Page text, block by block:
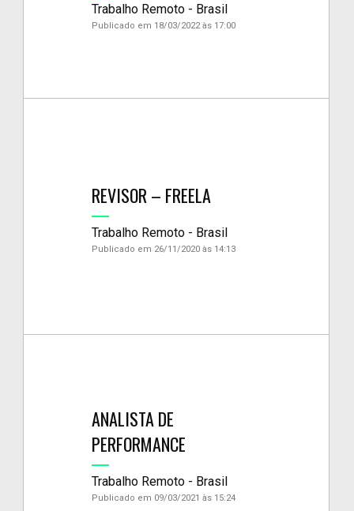
Trabalho Remoto - Brasil
Publicado em 18/03/2022 às 17:00
REVISOR – FREELA
Trabalho Remoto - Brasil
Publicado em 26/11/2020 às 14:13
ANALISTA DE
PERFORMANCE
Trabalho Remoto - Brasil
Publicado em 09/03/2021 às 15:24